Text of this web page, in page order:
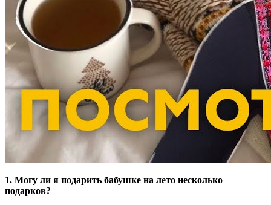
1. Могу ли я подарить бабушке на лето несколько
подарков?